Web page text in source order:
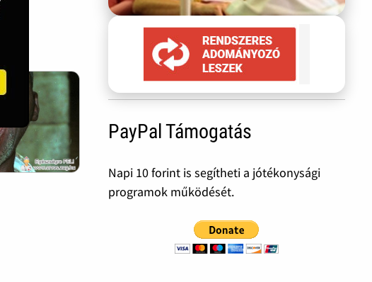
PayPal Támogatás
Napi 10 forint is segítheti a jótékonysági
programok működését.